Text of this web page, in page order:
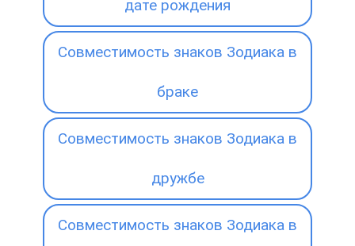
дате рождения
Совместимость знаков Зодиака в
браке
Совместимость знаков Зодиака в
дружбе
Совместимость знаков Зодиака в